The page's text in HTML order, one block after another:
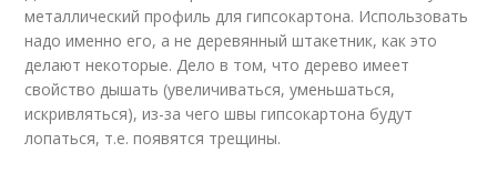
металлический профиль для гипсокартона. Использовать
надо именно его, а не деревянный штакетник, как это
делают некоторые. Дело в том, что дерево имеет
свойство дышать (увеличиваться, уменьшаться,
искривляться), из-за чего швы гипсокартона будут
лопаться, т.е. появятся трещины.